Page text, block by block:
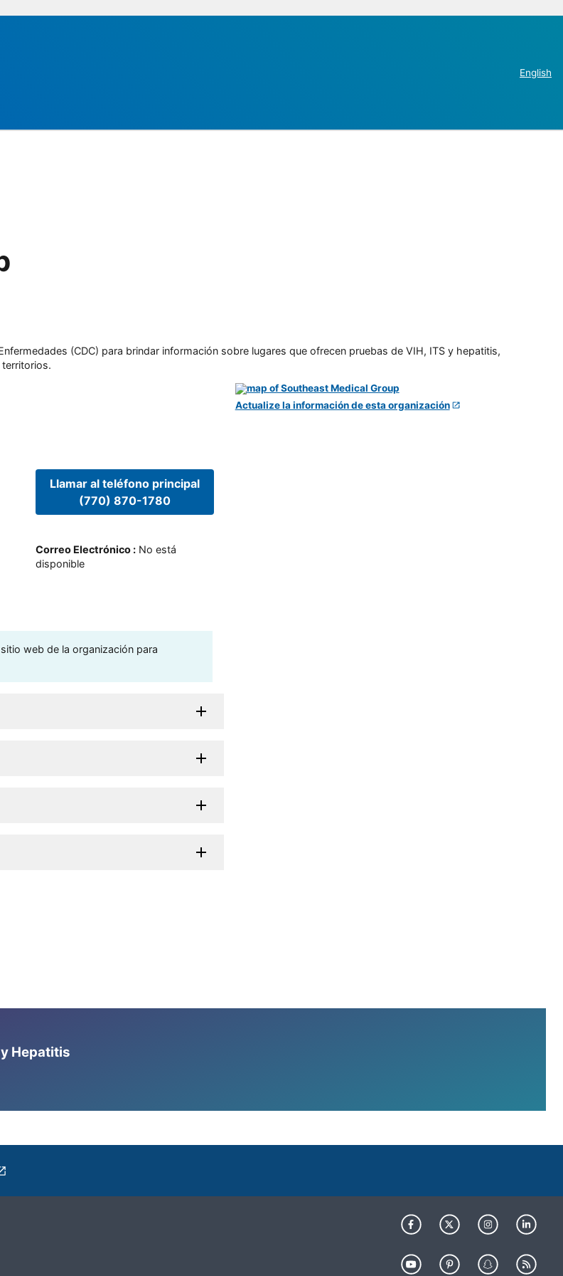
English
(CDC) para brindar información sobre lugares que ofrecen pruebas de VIH, ITS y hepatitis,
Llamar al teléfono principal
(770) 870-1780
Correo Electrónico: No está
disponible
web de la organización para
Actualize la información de esta organización
Hepatitis